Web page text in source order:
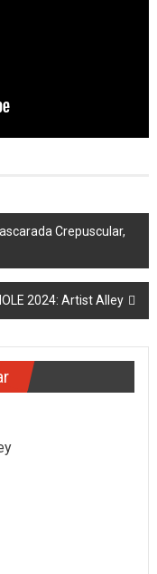
Crepuscular,
2024: Artist Alley